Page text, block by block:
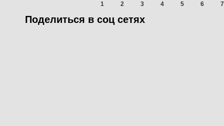
Предыдущая
1 2 3 4 5 6 7
Поделиться в соц сетях